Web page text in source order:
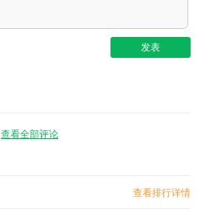
查看全部评论
查看排行详情